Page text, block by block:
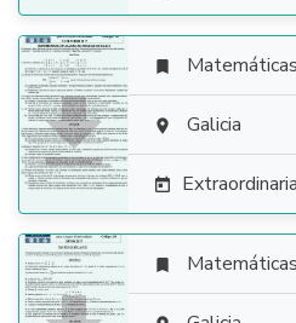

 Matemáticas
 Galicia

